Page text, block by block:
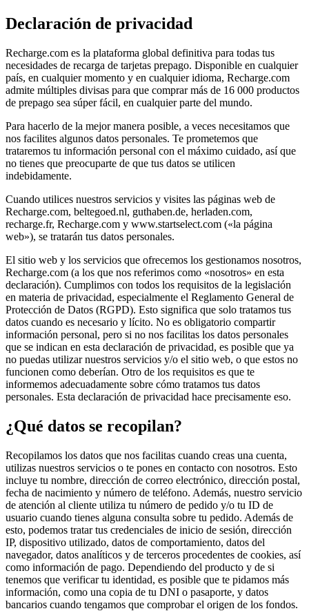
Declaración de privacidad
Recharge.com es la plataforma global definitiva para todas tus
necesidades de recarga de tarjetas prepago. Disponible en cualquier
país, en cualquier momento y en cualquier idioma, Recharge.com
admite múltiples divisas para que comprar más de 16 000 productos
de prepago sea súper fácil, en cualquier parte del mundo.
Para hacerlo de la mejor manera posible, a veces necesitamos que
nos facilites algunos datos personales. Te prometemos que
trataremos tu información personal con el máximo cuidado, así que
no tienes que preocuparte de que tus datos se utilicen
indebidamente.
Cuando utilices nuestros servicios y visites las páginas web de
Recharge.com, beltegoed.nl, guthaben.de, herladen.com,
recharge.fr, Recharge.com y www.startselect.com («la página
web»), se tratarán tus datos personales.
El sitio web y los servicios que ofrecemos los gestionamos nosotros,
Recharge.com (a los que nos referimos como «nosotros» en esta
declaración). Cumplimos con todos los requisitos de la legislación
en materia de privacidad, especialmente el Reglamento General de
Protección de Datos (RGPD). Esto significa que solo tratamos tus
datos cuando es necesario y lícito. No es obligatorio compartir
información personal, pero si no nos facilitas los datos personales
que se indican en esta declaración de privacidad, es posible que ya
no puedas utilizar nuestros servicios y/o el sitio web, o que estos no
funcionen como deberían. Otro de los requisitos es que te
informemos adecuadamente sobre cómo tratamos tus datos
personales. Esta declaración de privacidad hace precisamente eso.
¿Qué datos se recopilan?
Recopilamos los datos que nos facilitas cuando creas una cuenta,
utilizas nuestros servicios o te pones en contacto con nosotros. Esto
incluye tu nombre, dirección de correo electrónico, dirección postal,
fecha de nacimiento y número de teléfono. Además, nuestro servicio
de atención al cliente utiliza tu número de pedido y/o tu ID de
usuario cuando tienes alguna consulta sobre tu pedido. Además de
esto, podemos tratar tus credenciales de inicio de sesión, dirección
IP, dispositivo utilizado, datos de comportamiento, datos del
navegador, datos analíticos y de terceros procedentes de cookies, así
como información de pago. Dependiendo del producto y de si
tenemos que verificar tu identidad, es posible que te pidamos más
información, como una copia de tu DNI o pasaporte, y datos
bancarios cuando tengamos que comprobar el origen de los fondos.